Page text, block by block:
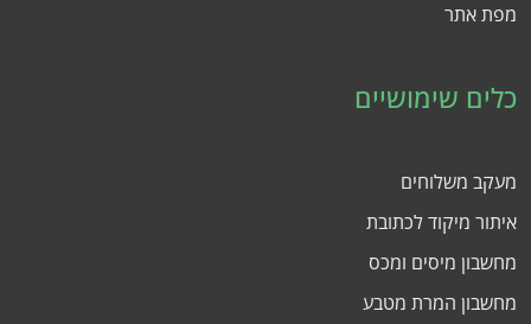
מפת אתר
כלים שימושיים
מעקב משלוחים
איתור מיקוד לכתובת
מחשבון מיסים ומכס
מחשבון המרת מטבע